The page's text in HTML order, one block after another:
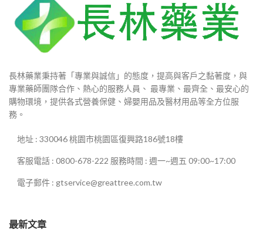
長林藥業秉持著「專業與誠信」的態度，提高與客戶之黏著度，與
專業藥師團隊合作、熱心的服務人員、 最專業、最齊全、最安心的
購物環境，提供各式營養保健、婦嬰用品及醫材用品等全方位服
務。
地址 : 330046 桃園市桃園區復興路186號18樓
客服電話 : 0800-678-222 服務時間 : 週一~週五 09:00~17:00
電子郵件 : gtservice@greattree.com.tw
最新文章